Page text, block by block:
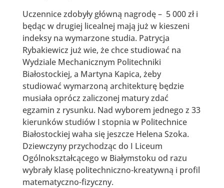
Uczennice zdobyły główną nagrodę – 5 000 zł i
będąc w drugiej licealnej mają już w kieszeni
indeksy na wymarzone studia. Patrycja
Rybakiewicz już wie, że chce studiować na
Wydziale Mechanicznym Politechniki
Białostockiej, a Martyna Kapica, żeby
studiować wymarzoną architekturę będzie
musiała oprócz zaliczonej matury zdać
egzamin z rysunku. Nad wyborem jednego z 33
kierunków studiów I stopnia w Politechnice
Białostockiej waha się jeszcze Helena Szoka.
Dziewczyny przychodząc do I Liceum
Ogólnokształcącego w Białymstoku od razu
wybrały klasę politechniczno-kreatywną i profil
matematyczno-fizyczny.